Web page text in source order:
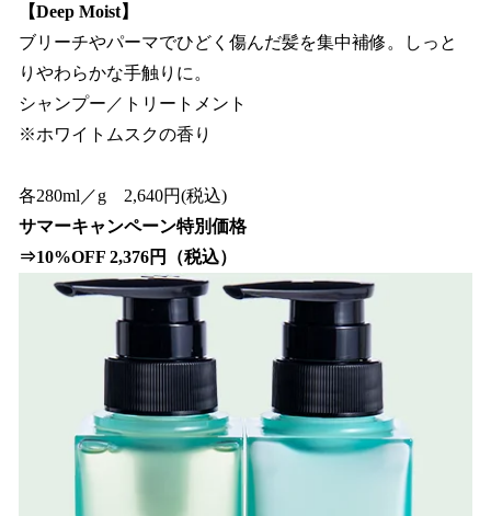
【Deep Moist】
ブリーチやパーマでひどく傷んだ髪を集中補修。しっと
りやわらかな手触りに。
シャンプー／トリートメント
※ホワイトムスクの香り
各280ml／g 2,640円(税込)
サマーキャンペーン特別価格
⇒10%OFF 2,376円（税込）